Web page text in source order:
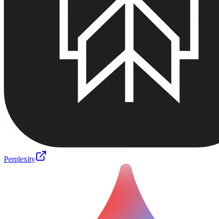
Perplexity